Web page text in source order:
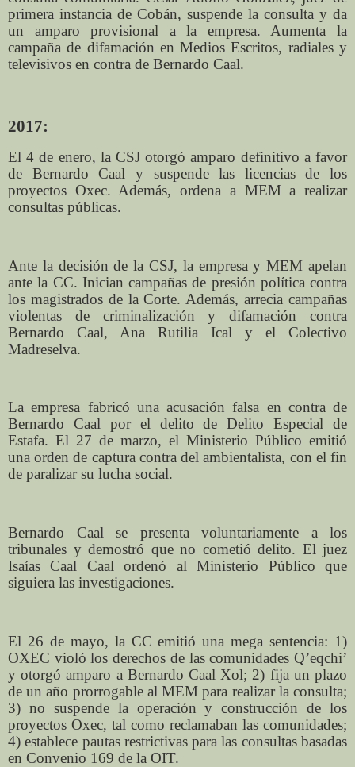
primera instancia de Cobán, suspende la consulta y da
un amparo provisional a la empresa. Aumenta la
campaña de difamación en Medios Escritos, radiales y
televisivos en contra de Bernardo Caal.
2017:
El 4 de enero, la CSJ otorgó amparo definitivo a favor
de Bernardo Caal y suspende las licencias de los
proyectos Oxec. Además, ordena a MEM a realizar
consultas públicas.
Ante la decisión de la CSJ, la empresa y MEM apelan
ante la CC. Inician campañas de presión política contra
los magistrados de la Corte. Además, arrecia campañas
violentas de criminalización y difamación contra
Bernardo Caal, Ana Rutilia Ical y el Colectivo
Madreselva.
La empresa fabricó una acusación falsa en contra de
Bernardo Caal por el delito de Delito Especial de
Estafa. El 27 de marzo, el Ministerio Público emitió
una orden de captura contra del ambientalista, con el fin
de paralizar su lucha social.
Bernardo Caal se presenta voluntariamente a los
tribunales y demostró que no cometió delito. El juez
Isaías Caal Caal ordenó al Ministerio Público que
siguiera las investigaciones.
El 26 de mayo, la CC emitió una mega sentencia: 1)
OXEC violó los derechos de las comunidades Q’eqchi’
y otorgó amparo a Bernardo Caal Xol; 2) fija un plazo
de un año prorrogable al MEM para realizar la consulta;
3) no suspende la operación y construcción de los
proyectos Oxec, tal como reclamaban las comunidades;
4) establece pautas restrictivas para las consultas basadas
en Convenio 169 de la OIT.